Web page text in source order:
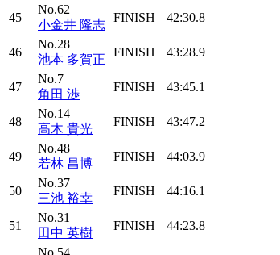
45
No.62
小金井 隆志
FINISH 42:30.8
46
No.28
池本 多賀正
FINISH 43:28.9
47
No.7
角田 渉
FINISH 43:45.1
48
No.14
高木 貴光
FINISH 43:47.2
49
No.48
若林 昌博
FINISH 44:03.9
50
No.37
三池 裕幸
FINISH 44:16.1
51
No.31
田中 英樹
FINISH 44:23.8
No.54